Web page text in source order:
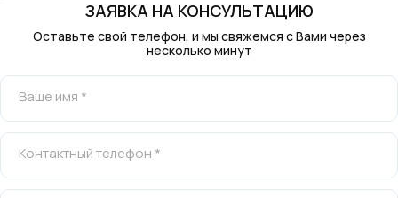
ЗАЯВКА НА КОНСУЛЬТАЦИЮ
Оставьте свой телефон, и мы свяжемся с Вами через
несколько минут
Ваше имя *
Контактный телефон *